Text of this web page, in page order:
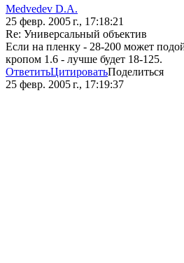
Medvedev D.A.
25 февр. 2005 г., 17:18:21
Re: Универсальный объектив
Если на пленку - 28-200 может
кропом 1.6 - лучше будет 18-125.
ОтветитьЦитироватьПоделиться
25 февр. 2005 г., 17:19:37